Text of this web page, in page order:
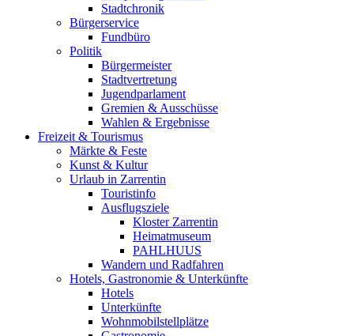
Stadtchronik
Bürgerservice
Fundbüro
Politik
Bürgermeister
Stadtvertretung
Jugendparlament
Gremien & Ausschüsse
Wahlen & Ergebnisse
Freizeit & Tourismus
Märkte & Feste
Kunst & Kultur
Urlaub in Zarrentin
Touristinfo
Ausflugsziele
Kloster Zarrentin
Heimatmuseum
PAHLHUUS
Wandern und Radfahren
Hotels, Gastronomie & Unterkünfte
Hotels
Unterkünfte
Wohnmobilstellplätze